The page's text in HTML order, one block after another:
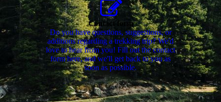
Contact form
Do you have questions, suggestions, or
additions regarding a trekking trip? We'd
love to hear from you! Fill out the contact
form here, and we'll get back to you as
soon as possible.